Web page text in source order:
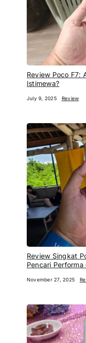
Review Poco F7:
Istimewa?
July 9, 2025 Review
Review Singkat
Pencari
November 27, 2025